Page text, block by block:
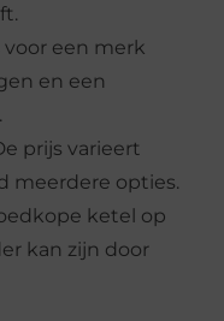
voor een merk
en een
prijs varieert
meerdere opties.
ketel op
kan zijn door